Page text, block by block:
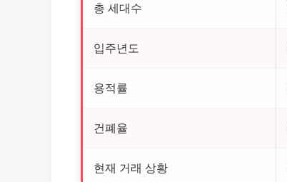
총 세대수
입주년도
용적률
건폐율
현재 거래 상황